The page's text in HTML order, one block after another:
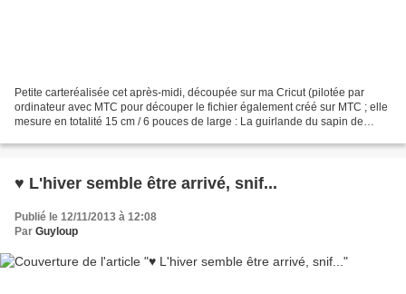
Petite carteréalisée cet après-midi, découpée sur ma Cricut (pilotée par
ordinateur avec MTC pour découper le fichier également créé sur MTC ; elle
mesure en totalité 15 cm / 6 pouces de large : La guirlande du sapin de
♥ L'hiver semble être arrivé, snif...
Publié le 12/11/2013 à 12:08
Par Guyloup